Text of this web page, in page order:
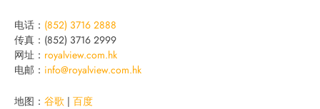
电话： (852) 3716 2888
传真：(852) 3716 2999
网址： royalview.com.hk
电邮： info@royalview.com.hk
地图： 谷歌 百度